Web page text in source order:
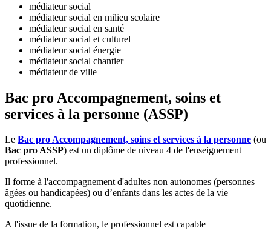
médiateur social
médiateur social en milieu scolaire
médiateur social en santé
médiateur social et culturel
médiateur social énergie
médiateur social chantier
médiateur de ville
Bac pro Accompagnement, soins et
services à la personne (ASSP)
Le Bac pro Accompagnement, soins et services à la personne (ou
Bac pro ASSP) est un diplôme de niveau 4 de l'enseignement
professionnel.
Il forme à l'accompagnement d'adultes non autonomes (personnes
âgées ou handicapées) ou d’enfants dans les actes de la vie
quotidienne.
A l'issue de la formation, le professionnel est capable